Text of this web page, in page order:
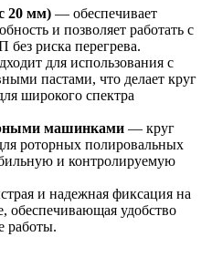
20 мм) — обеспечивает
и позволяет работать с
риска перегрева.
для использования с
пастами, что делает круг
широкого спектра
машинками — круг
роторных полировальных
и контролируемую
и надежная фиксация на
обеспечивающая удобство
работы.